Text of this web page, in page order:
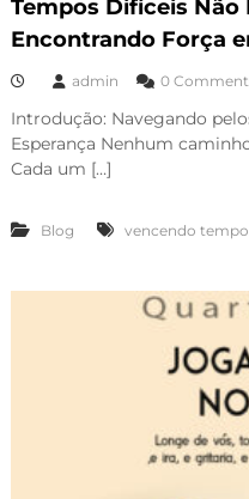
Tempos Difíceis Não
Encontrando Força
admin 0
Introdução: Navegando
Esperança Nenhum
Cada um […]
Blog vencendo